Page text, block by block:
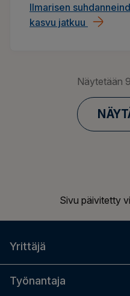
Ilmarisen
kasvu jatkuu
Näytetään
Sivu päivitetty
Yrittäjä
Työnantaja